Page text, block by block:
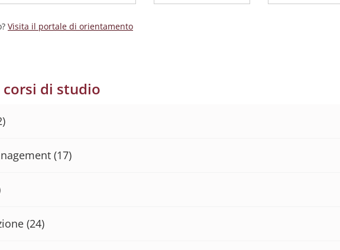
Visita il portale di orientamento
di studio
(17)
(24)